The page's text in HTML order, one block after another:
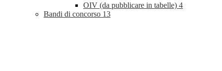
OIV (da pubblicare in tabelle) 4
Bandi di concorso 13